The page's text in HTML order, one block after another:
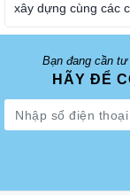
xây dựng cùng các
Bạn đang cần
HÃY ĐỂ